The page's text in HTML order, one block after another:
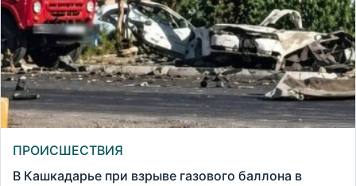
ПРОИСШЕСТВИЯ
В Кашкадарье при взрыве газового баллона в